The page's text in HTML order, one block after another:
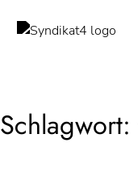
Schlagwort: